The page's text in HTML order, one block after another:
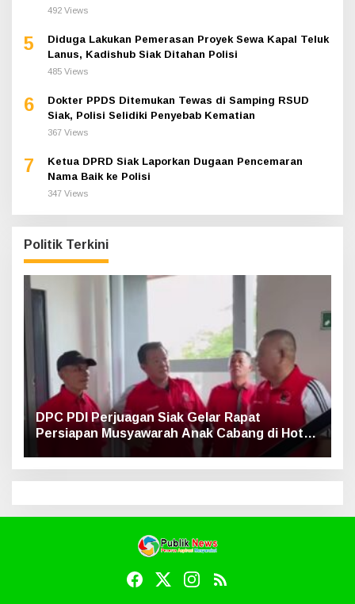
492 Views
5
Diduga Lakukan Pemerasan Proyek Sewa Kapal Teluk
Lanus, Kadishub Siak Ditahan Polisi
485 Views
6
Dokter PPDS Ditemukan Tewas di Samping RSUD
Siak, Polisi Selidiki Penyebab Kematian
367 Views
7
Ketua DPRD Siak Laporkan Dugaan Pencemaran
Nama Baik ke Polisi
347 Views
Politik Terkini
DPC PDI Perjuagan Siak Gelar Rapat
Persiapan Musyawarah Anak Cabang di Hotel